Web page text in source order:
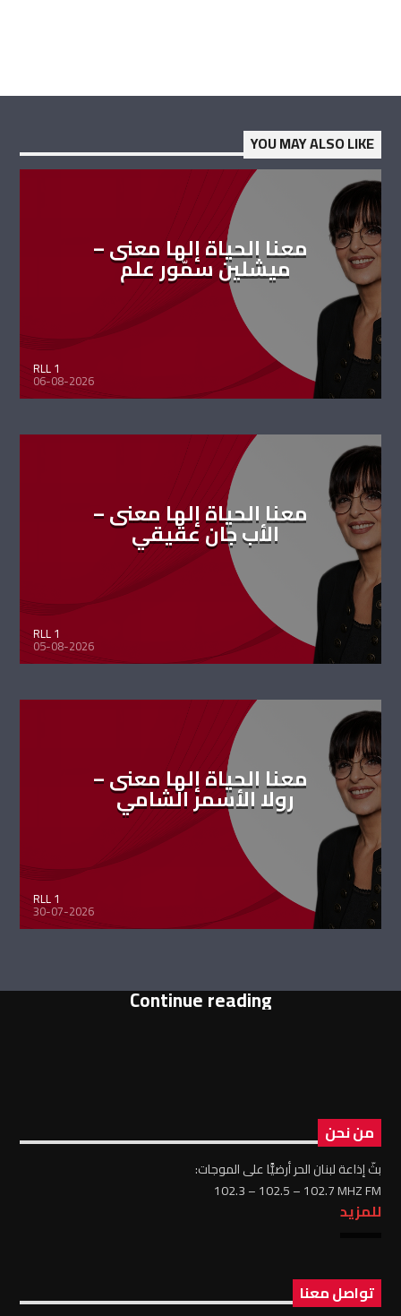
YOU MAY ALSO LIKE
معنا الحياة إلها معنى –
ميشلين سمّور علم
RLL 1
06-08-2026
معنا الحياة إلها معنى –
الأب جان عقيقي
RLL 1
05-08-2026
معنا الحياة إلها معنى –
رولا الأسمر الشامي
RLL 1
30-07-2026
Continue reading
من نحن
بثّ إذاعة لبنان الحر أرضيًّا على الموجات:
102.3 – 102.5 – 102.7 MHZ FM
للمزيد
تواصل معنا